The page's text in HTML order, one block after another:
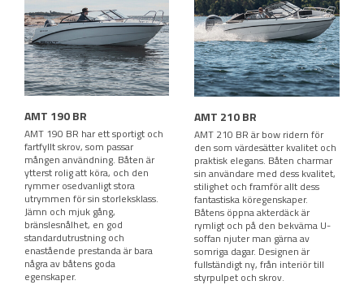
AMT 190 BR
AMT 190 BR har ett sportigt och
fartfyllt skrov, som passar
mången användning. Båten är
ytterst rolig att köra, och den
rymmer osedvanligt stora
utrymmen för sin storleksklass.
Jämn och mjuk gång,
bränslesnålhet, en god
standardutrustning och
enastående prestanda är bara
några av båtens goda
egenskaper.
AMT 210 BR
AMT 210 BR är bow ridern för
den som värdesätter kvalitet och
praktisk elegans. Båten charmar
sin användare med dess kvalitet,
stilighet och framför allt dess
fantastiska köregenskaper.
Båtens öppna akterdäck är
rymligt och på den bekväma U-
soffan njuter man gärna av
somriga dagar. Designen är
fullständigt ny, från interiör till
styrpulpet och skrov.